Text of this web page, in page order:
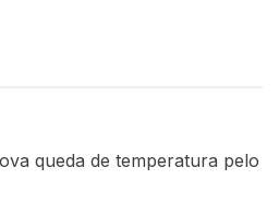
queda de temperatura pelo